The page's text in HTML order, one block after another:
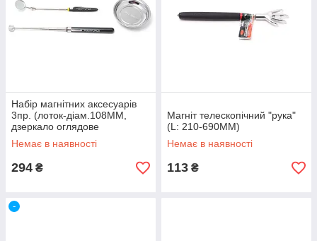
Набір магнітних аксесуарів
3пр. (лоток-діам.108ММ,
дзеркало оглядове
телескопічне, магніт
телескопіч
Немає в наявності
294 ₴
Магніт телескопічний "рука"
(L: 210-690ММ)
Немає в наявності
113 ₴
-